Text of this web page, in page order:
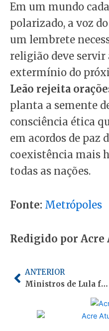
Em um mundo
polarizado, a voz
um lembrete
religião deve servir
extermínio do
Leão rejeita
planta a semente
consciência ética
em acordos de paz
coexistência mais
todas as nações.
Fonte: Metrópoles
Redigido por Acre
Anterior
ANTERIOR
Ministros de Lula fazem maratona de entregas e inaugurações antes de deixar o governo